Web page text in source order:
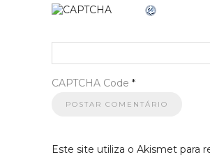
CAPTCHA Code *
Este site utiliza o Akismet para